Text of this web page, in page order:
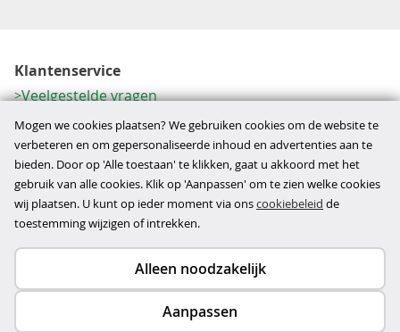
Klantenservice
Veelgestelde vragen
Contactformulier
Herroeping
Over ons
Bedrijfsgegevens
Werkwijze
Copyright © 2026
Mogen we cookies plaatsen? We gebruiken cookies om de website te
verbeteren en om gepersonaliseerde inhoud en advertenties aan te
bieden. Door op 'Alle toestaan' te klikken, gaat u akkoord met het
gebruik van alle cookies. Klik op 'Aanpassen' om te zien welke cookies
wij plaatsen. U kunt op ieder moment via onscookiebeleid de
toestemming wijzigen of intrekken.
Alleen noodzakelijk
Aanpassen